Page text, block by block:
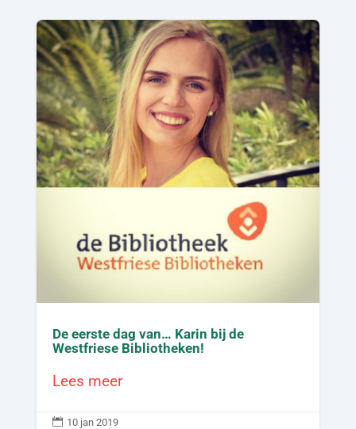
De eerste dag van… Karin bij de
Westfriese Bibliotheken!
Lees meer
 10 jan 2019